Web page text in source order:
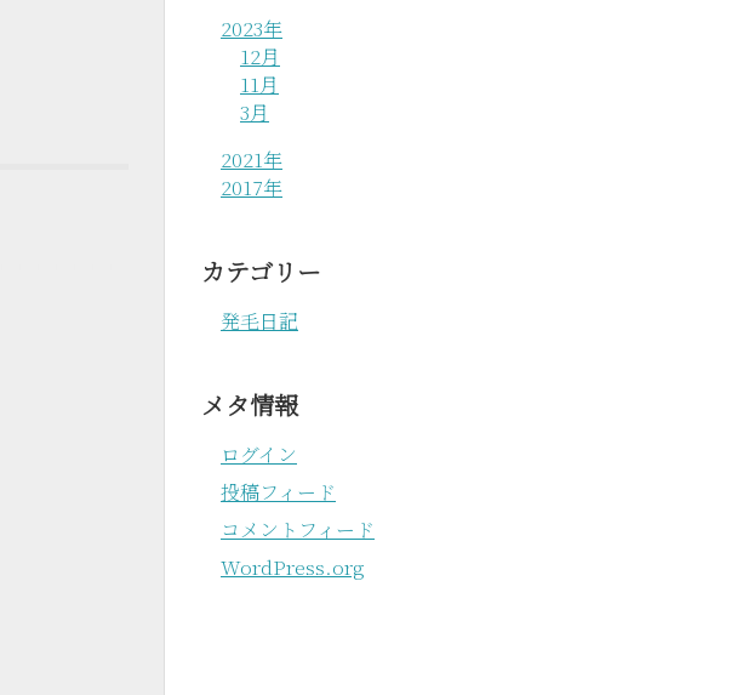
2023年
12月
11月
3月
2021年
2017年
カテゴリー
発毛日記
メタ情報
ログイン
投稿フィード
コメントフィード
WordPress.org